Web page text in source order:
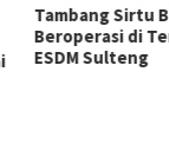
Dosen
Gempa Tektonik